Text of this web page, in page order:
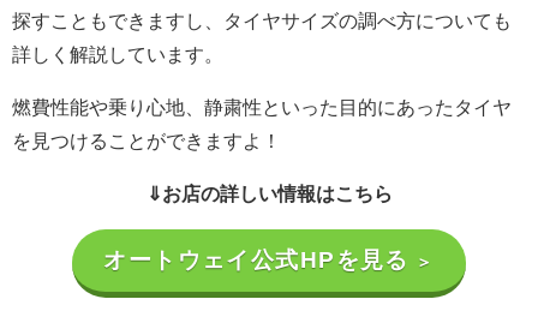
探すこともできますし、タイヤサイズの調べ方についても
詳しく解説しています。
燃費性能や乗り心地、静粛性といった目的にあったタイヤ
を見つけることができますよ！
⇓お店の詳しい情報はこちら
オートウェイ公式HPを見る ＞